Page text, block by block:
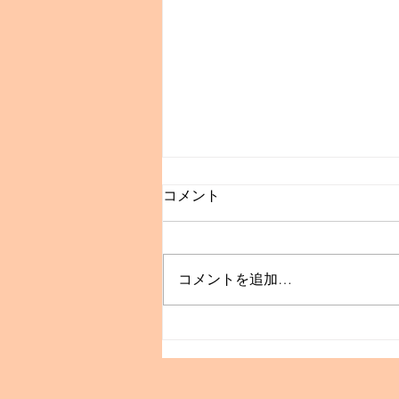
🎵JAZZ LIVEのご案内🎷
コメント
コメントを追加…